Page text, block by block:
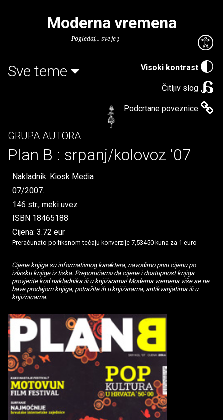
Visoki kontrast
Čitljiv slog
Podcrtane poveznice
Moderna vremena
Pogledaj... sve je puno knjiga.
Sve teme
GRUPA AUTORA
Plan B : srpanj/kolovoz '07
Nakladnik: Kiosk Media
07/2007.
146 str., meki uvez
ISBN 18465188
Cijena: 3.72 eur
Preračunato po fiksnom tečaju konverzije 7,53450 kuna za 1 euro
Cijene knjiga su informativnog karaktera, navodimo prvu cijenu po
izlasku knjige iz tiska. Preporučamo da cijene i dostupnost knjiga
provjerite kod nakladnika ili u knjižarama! Moderna vremena više se ne
bave prodajom knjiga, potražite ih u knjižarama, antikvarijatima ili u
knjižnicama.